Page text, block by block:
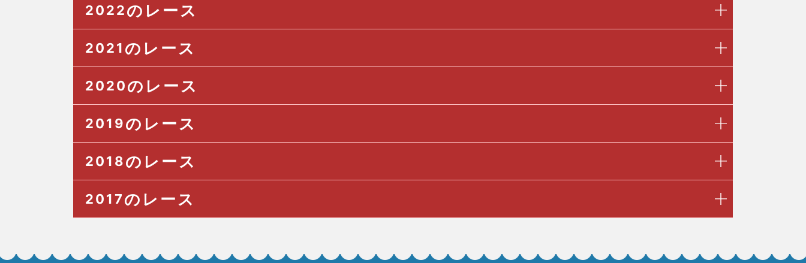
2022のレース
2021 のレース
2020のレース
2019のレース
2018のレース
2017のレース